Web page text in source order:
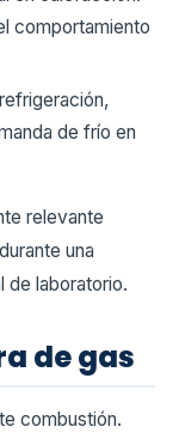
comportamiento
de frío en
relevante
una
de laboratorio.
de gas
combustión.